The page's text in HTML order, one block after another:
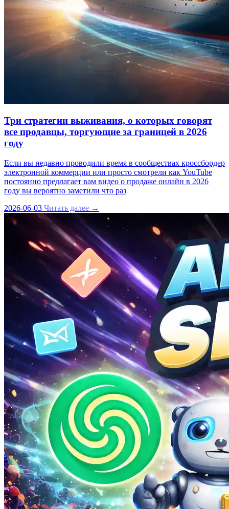
Три стратегии выживания, о которых говорят
все продавцы, торгующие за границей в 2026
году
Если вы недавно проводили время в сообществах кроссбордер
электронной коммерции или просто смотрели как YouTube
постоянно предлагает вам видео о продаже онлайн в 2026
году вы вероятно заметили что раз
2026-06-03 Читать далее →